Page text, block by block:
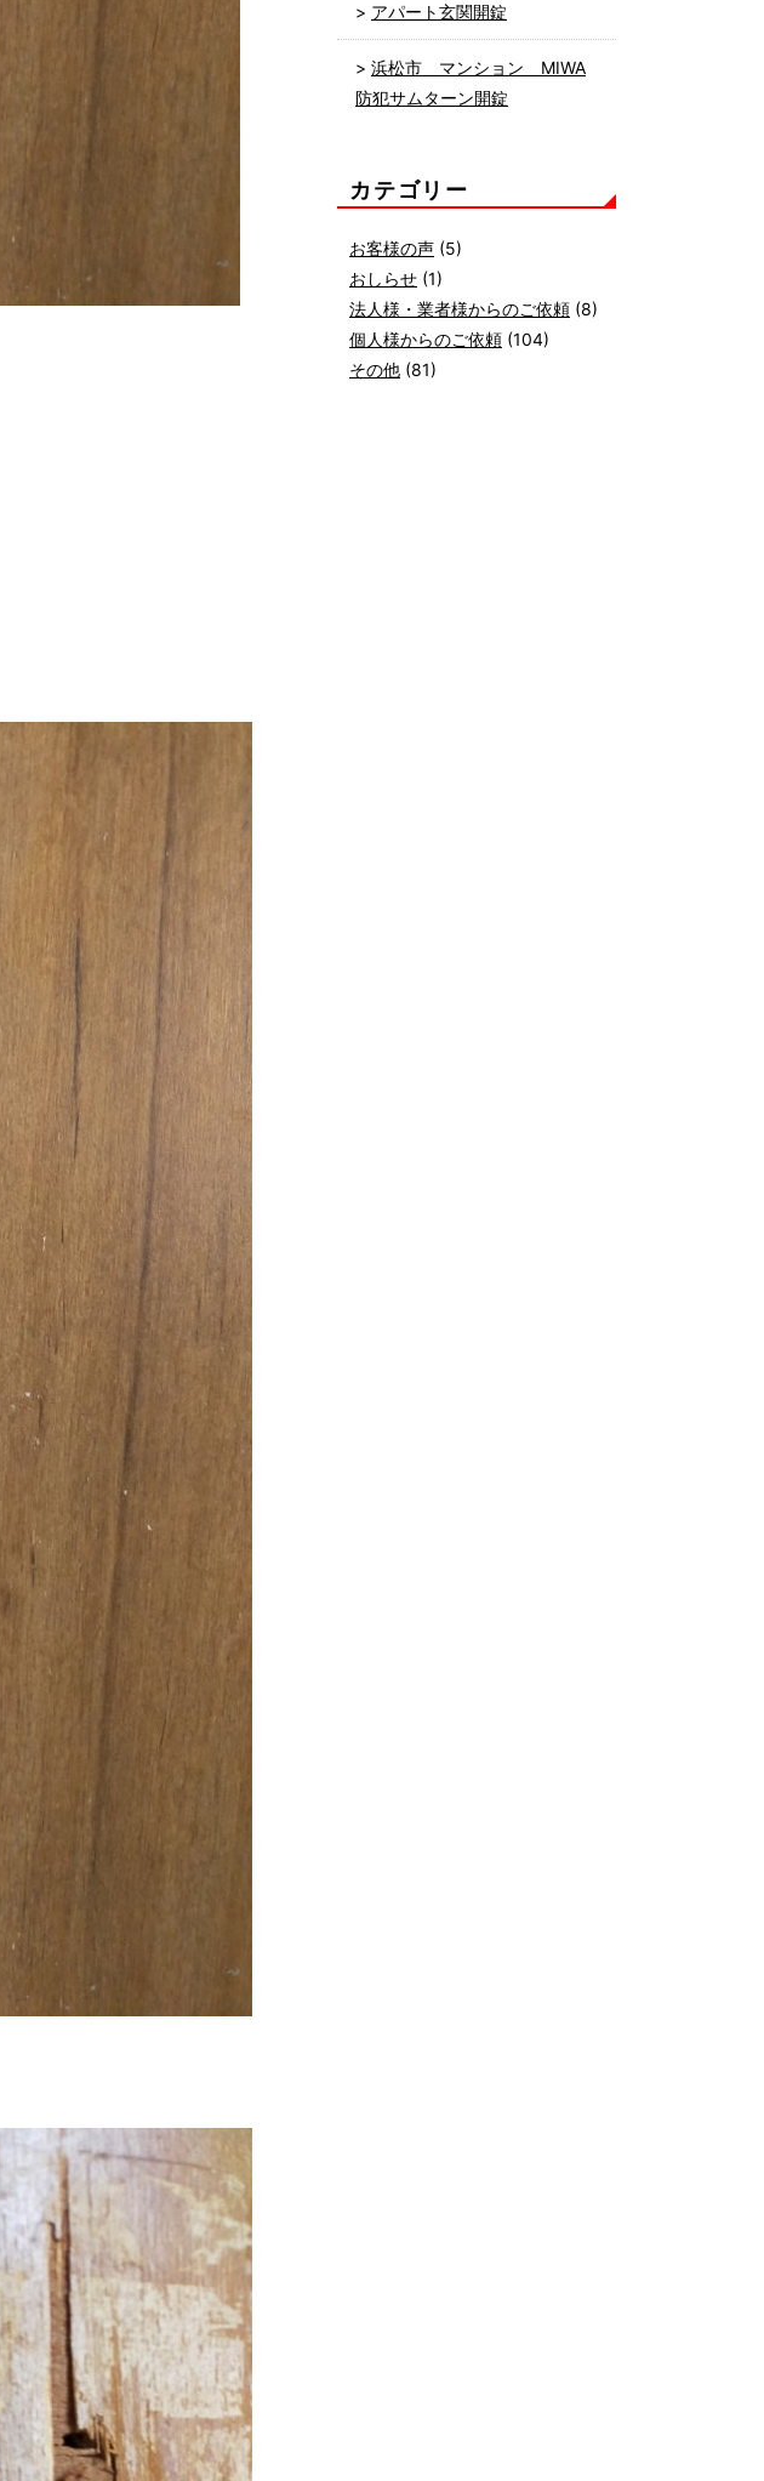
アパート玄関開錠
浜松市 マンション MIWA
防犯サムターン開錠
カテゴリー
お客様の声 (5)
おしらせ (1)
法人様・業者様からのご依頼 (8)
個人様からのご依頼 (104)
その他 (81)